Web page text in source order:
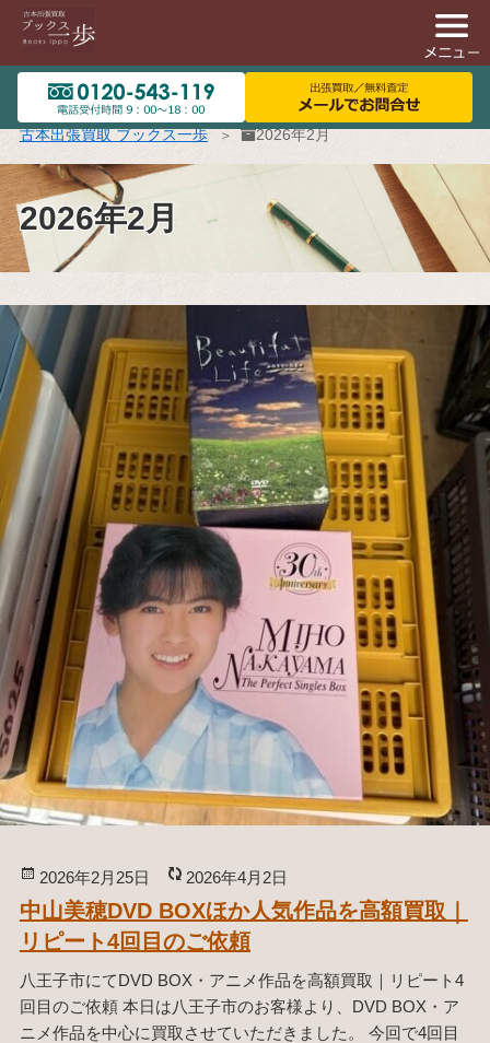
古本出張買取 ブックス一歩 2026年2月
2026年2月
投
稿
日:
2026年2月25日
更
新
日:
2026年4月2日
中山美穂DVD BOXほか人気作品を高額買取｜
リピート4回目のご依頼
八王子市にてDVD BOX・アニメ作品を高額買取｜リピート4
回目のご依頼 本日は八王子市のお客様より、DVD BOX・ア
ニメ作品を中心に買取させていただきました。 今回で4回目